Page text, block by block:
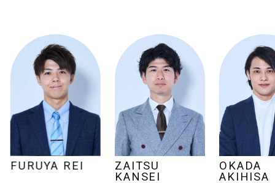
FURUYA REI
ZAITSU
KANSEI
OKADA
AKIHISA